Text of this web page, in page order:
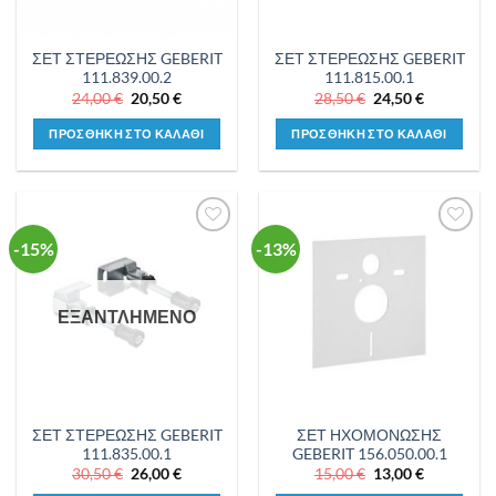
ΣΕΤ ΣΤΕΡΕΩΣΗΣ GEBERIT
111.839.00.2
24,00€ Original
price
was:
24,00 €.
20,50€Η
τιμή
είναι:
20,50 €.
ΠΡΟΣΘΗΚΗ ΣΤΟ ΚΑΛΑΘΙ
ΣΕΤ ΣΤΕΡΕΩΣΗΣ GEBERIT
111.815.00.1
28,50€ Original
price
was:
28,50 €.
24,50€Η
τιμή
είναι:
24,50 €.
ΠΡΟΣΘΗΚΗ ΣΤΟ ΚΑΛΑΘΙ
-15%
ΕΞΑΝΤΛΗΜΕΝΟ
ΣΕΤ ΣΤΕΡΕΩΣΗΣ GEBERIT
111.835.00.1
30,50€ Original
price
26,00€Η
-13%
ΣΕΤ ΗΧΟΜΟΝΩΣΗΣ
GEBERIT 156.050.00.1
15,00€ Original
price
13,00€Η